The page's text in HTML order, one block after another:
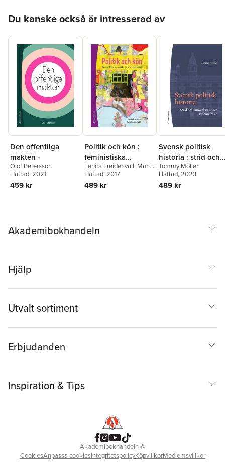
Du kanske också är intresserad av
Den offentliga
makten -
Olof Petersson
Häftad, 2021
459 kr
Politik och kön :
feministiska
perspektiv på
statsvetenskap
Lenita Freidenvall, Maria
Jansson,Annika
Bergman Rosamond
Christina Bergqvist
Olofsdotter Stensöta
Häftad, 2017
489 kr
Svensk politisk
historia : strid och
samverkan under
tvåhundra år
Tommy Möller
Häftad, 2023
489 kr
Akademibokhandeln
Hjälp
Utvalt sortiment
Erbjudanden
Inspiration & Tips
Akademibokhandeln@
CookiesAnpassa cookiesIntegritetspolicyKöpvillkorMedlemsvillkor